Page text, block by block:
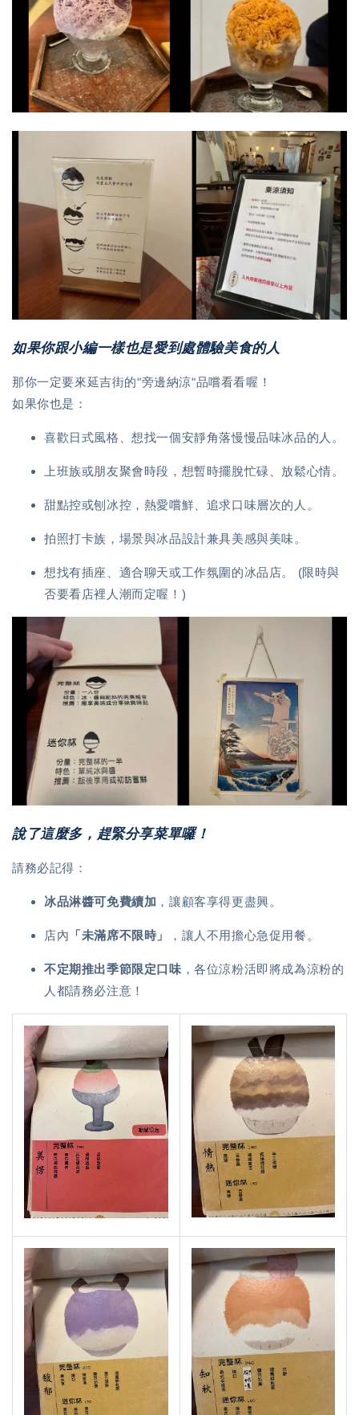
如果你跟小編一樣也是愛到處體驗美食的人
那你一定要來延吉街的"旁邊納涼"品嚐看看喔！
如果你也是：
喜歡日式風格、想找一個安靜角落慢慢品味冰品的人。
上班族或朋友聚會時段，想暫時擺脫忙碌、放鬆心情。
甜點控或刨冰控，熱愛嚐鮮、追求口味層次的人。
拍照打卡族，場景與冰品設計兼具美感與美味。
想找有插座、適合聊天或工作氛圍的冰品店。 (限時與
否要看店裡人潮而定喔！)
說了這麼多，趕緊分享菜單囉！
請務必記得：
冰品淋醬可免費續加 ，讓顧客享得更盡興。
店內 「未滿席不限時」 ，讓人不用擔心急促用餐。
不定期推出季節限定口味 ，各位涼粉活即將成為涼粉的
人都請務必注意！